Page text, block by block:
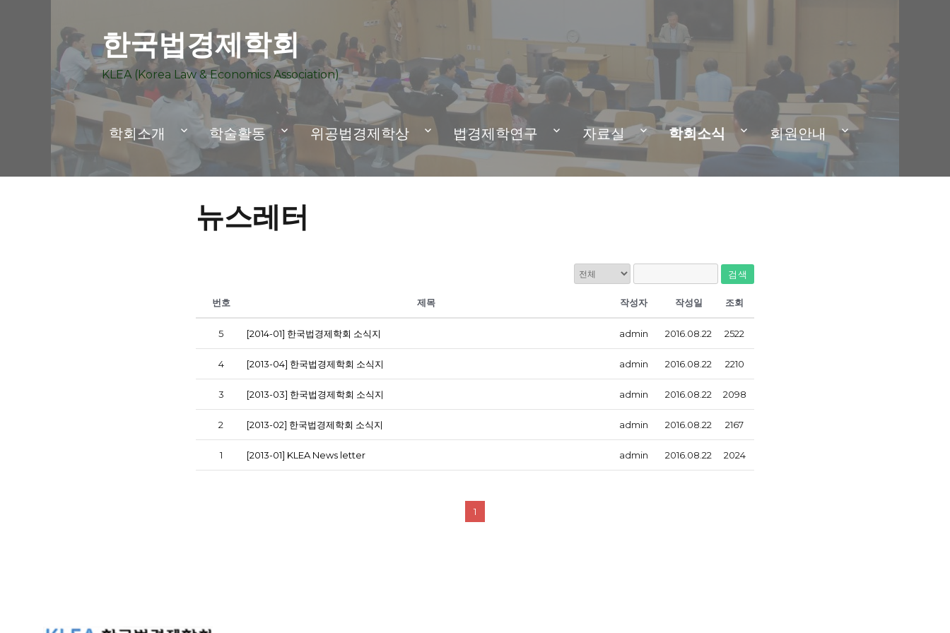
한국법경제학회
KLEA (Korea Law & Economics Association)
학회소개 학술활동 위공법경제학상 법경제학연구 자료실 학회소식 회원안내
뉴스레터
검색
번호 제목 작성자 작성일 조회
5 [2014-01] 한국법경제학회 소식지 admin 2016.08.22 2522
4 [2013-04] 한국법경제학회 소식지 admin 2016.08.22 2210
3 [2013-03] 한국법경제학회 소식지 admin 2016.08.22 2098
2 [2013-02] 한국법경제학회 소식지 admin 2016.08.22 2167
1 [2013-01] KLEA News letter admin 2016.08.22 2024
1